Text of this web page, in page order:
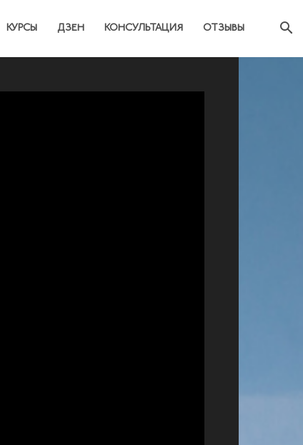
КУРСЫ ДЗЕН КОНСУЛЬТАЦИЯ ОТЗЫВЫ